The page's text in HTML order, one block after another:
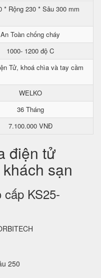
* Rộng 230 * Sâu 300 mm
An Toàn chống cháy
1000- 1200 độ C
Tử, khoá chìa và tay cầm
WELKO
36 Tháng
7.100.000 VNĐ
điện tử
sạn
cấp KS25-
250